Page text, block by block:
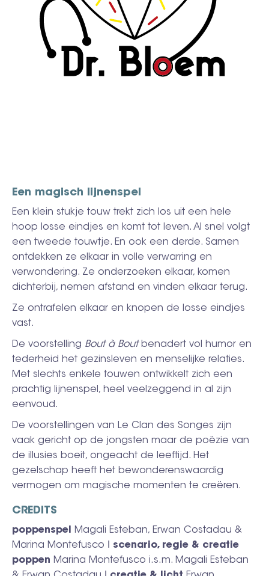
Een magisch lijnenspel
Een klein stukje touw trekt zich los uit een hele
hoop losse eindjes en komt tot leven. Al snel volgt
een tweede touwtje. En ook een derde. Samen
ontdekken ze elkaar in volle verwarring en
verwondering. Ze onderzoeken elkaar, komen
dichterbij, nemen afstand en vinden elkaar terug.
Ze ontrafelen elkaar en knopen de losse eindjes
vast.
De voorstelling Bout à Boutbenadert vol humor en
tederheid het gezinsleven en menselijke relaties.
Met slechts enkele touwen ontwikkelt zich een
prachtig lijnenspel, heel veelzeggend in al zijn
eenvoud.
De voorstellingen van Le Clan des Songes zijn
vaak gericht op de jongsten maar de poëzie van
de illusies boeit, ongeacht de leeftijd. Het
gezelschap heeft het bewonderenswaardig
vermogen om magische momenten te creëren.
CREDITS
poppenspel
Magali Esteban, Erwan Costadau &
Marina Montefusco ǀ scenario, regie & creatie
poppen Marina Montefusco i.s.m. Magali Esteban